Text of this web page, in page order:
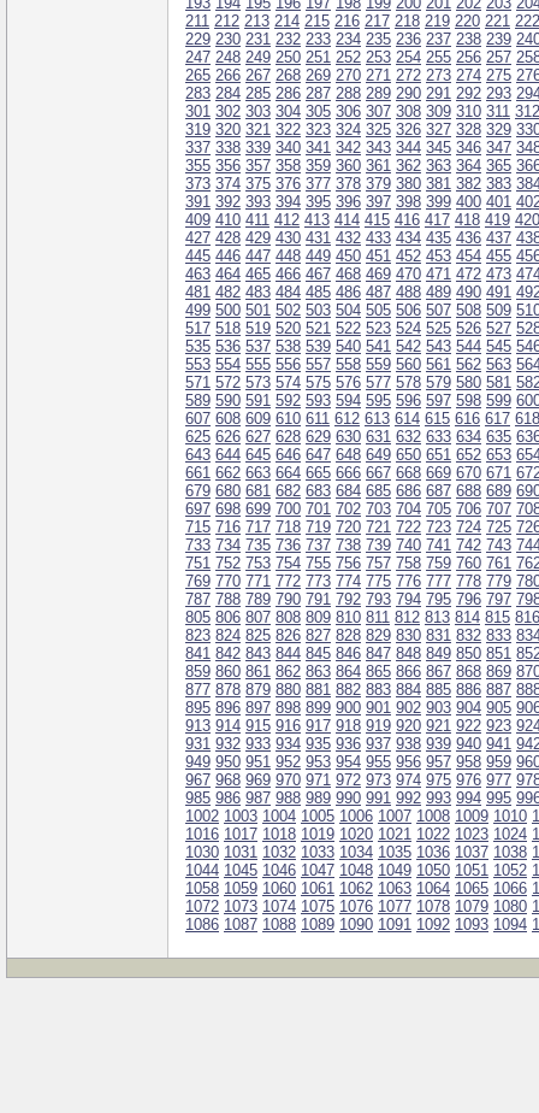
211 212 213 214 215 216 217 218 219 220 221 222
229 230 231 232 233 234 235 236 237 238 239
247 248 249 250 251 252 253 254 255 256 257
265 266 267 268 269 270 271 272 273 274 275
283 284 285 286 287 288 289 290 291 292 293
301 302 303 304 305 306 307 308 309 310 311 312
319 320 321 322 323 324 325 326 327 328 329
337 338 339 340 341 342 343 344 345 346 347
355 356 357 358 359 360 361 362 363 364 365
373 374 375 376 377 378 379 380 381 382 383
391 392 393 394 395 396 397 398 399 400 401
409 410 411 412 413 414 415 416 417 418 419 420
427 428 429 430 431 432 433 434 435 436 437
445 446 447 448 449 450 451 452 453 454 455
463 464 465 466 467 468 469 470 471 472 473
481 482 483 484 485 486 487 488 489 490 491
499 500 501 502 503 504 505 506 507 508 509
517 518 519 520 521 522 523 524 525 526 527
535 536 537 538 539 540 541 542 543 544 545
553 554 555 556 557 558 559 560 561 562 563
571 572 573 574 575 576 577 578 579 580 581
589 590 591 592 593 594 595 596 597 598 599
607 608 609 610 611 612 613 614 615 616 617 618
625 626 627 628 629 630 631 632 633 634 635
643 644 645 646 647 648 649 650 651 652 653
661 662 663 664 665 666 667 668 669 670 671
679 680 681 682 683 684 685 686 687 688 689
697 698 699 700 701 702 703 704 705 706 707
715 716 717 718 719 720 721 722 723 724 725
733 734 735 736 737 738 739 740 741 742 743
751 752 753 754 755 756 757 758 759 760 761
769 770 771 772 773 774 775 776 777 778 779
787 788 789 790 791 792 793 794 795 796 797
805 806 807 808 809 810 811 812 813 814 815 816
823 824 825 826 827 828 829 830 831 832 833
841 842 843 844 845 846 847 848 849 850 851
859 860 861 862 863 864 865 866 867 868 869
877 878 879 880 881 882 883 884 885 886 887
895 896 897 898 899 900 901 902 903 904 905
913 914 915 916 917 918 919 920 921 922 923
931 932 933 934 935 936 937 938 939 940 941
949 950 951 952 953 954 955 956 957 958 959
967 968 969 970 971 972 973 974 975 976 977
985 986 987 988 989 990 991 992 993 994 995
1002 1003 1004 1005 1006 1007 1008 1009 1010
1016 1017 1018 1019 1020 1021 1022 1023 1024
1030 1031 1032 1033 1034 1035 1036 1037 1038
1044 1045 1046 1047 1048 1049 1050 1051 1052
1058 1059 1060 1061 1062 1063 1064 1065 1066
1072 1073 1074 1075 1076 1077 1078 1079 1080
1086 1087 1088 1089 1090 1091 1092 1093 1094